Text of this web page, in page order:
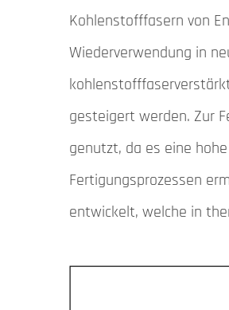
Kohlenstofffasern von
Wiederverwendung in
gesteigert werden. Zur
genutzt, da es eine
Fertigungsprozessen
entwickelt, welche in